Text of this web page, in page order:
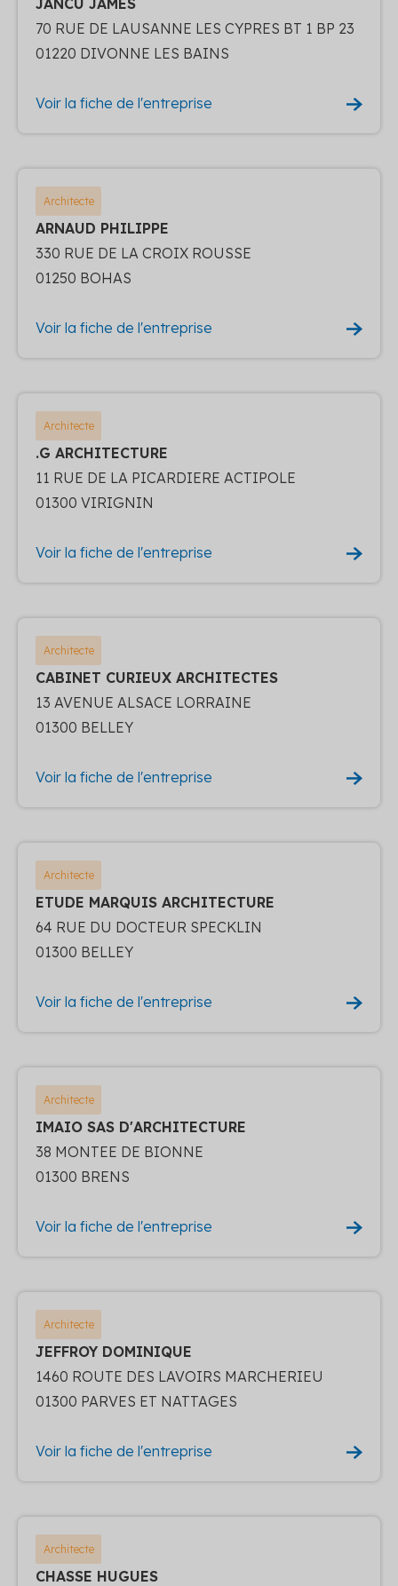
70 RUE DE LAUSANNE LES CYPRES BT 1 BP 23
01220 DIVONNE LES BAINS
Voir la fiche de l'entreprise
Architecte
ARNAUD PHILIPPE
330 RUE DE LA CROIX ROUSSE
01250 BOHAS
Voir la fiche de l'entreprise
Architecte
.G ARCHITECTURE
11 RUE DE LA PICARDIERE ACTIPOLE
01300 VIRIGNIN
Voir la fiche de l'entreprise
Architecte
CABINET CURIEUX ARCHITECTES
13 AVENUE ALSACE LORRAINE
01300 BELLEY
Voir la fiche de l'entreprise
Architecte
ETUDE MARQUIS ARCHITECTURE
64 RUE DU DOCTEUR SPECKLIN
01300 BELLEY
Voir la fiche de l'entreprise
Architecte
IMAIO SAS D'ARCHITECTURE
38 MONTEE DE BIONNE
01300 BRENS
Voir la fiche de l'entreprise
Architecte
JEFFROY DOMINIQUE
1460 ROUTE DES LAVOIRS MARCHERIEU
01300 PARVES ET NATTAGES
Voir la fiche de l'entreprise
Architecte
CHASSE HUGUES